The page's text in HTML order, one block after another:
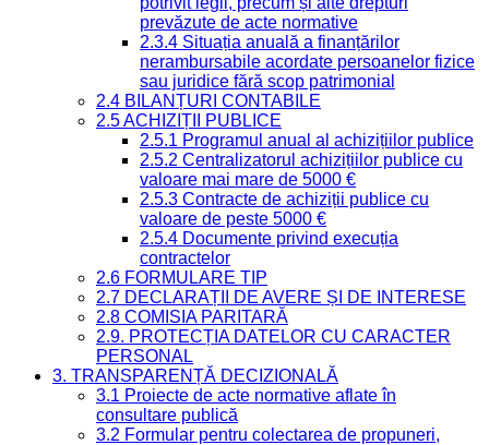
prevăzute de acte normative
2.3.4 Situația anuală a finanțărilor
nerambursabile acordate persoanelor fizice
sau juridice fără scop patrimonial
2.4 BILANȚURI CONTABILE
2.5 ACHIZIȚII PUBLICE
2.5.1 Programul anual al achizițiilor publice
2.5.2 Centralizatorul achizițiilor publice cu
valoare mai mare de 5000 €
2.5.3 Contracte de achiziții publice cu
valoare de peste 5000 €
2.5.4 Documente privind execuția
contractelor
2.6 FORMULARE TIP
2.7 DECLARAȚII DE AVERE ȘI DE INTERESE
2.8 COMISIA PARITARĂ
2.9. PROTECȚIA DATELOR CU CARACTER
PERSONAL
3. TRANSPARENȚĂ DECIZIONALĂ
3.1 Proiecte de acte normative aflate în
consultare publică
3.2 Formular pentru colectarea de propuneri,